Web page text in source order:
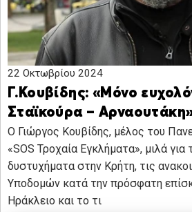
22 Οκτωβρίου 2024
Γ.Κουβίδης: «Μόνο
Σταϊκούρα –
Ο Γιώργος Κουβίδης, μέλος του
«SOS Τροχαία Εγκλήματα», μιλά για
δυστυχήματα στην Κρήτη, τις
Υποδομών κατά την πρόσφατη
Ηράκλειο και το τι